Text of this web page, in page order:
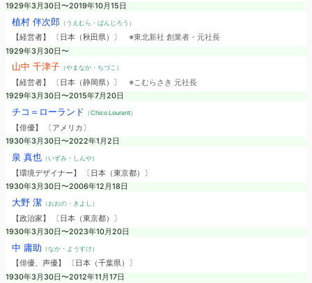
1929年3月30日〜2019年10月15日
植村 伴次郎（うえむら・ばんじろう）
【経営者】 〔日本（秋田県）〕 ※東北新社 創業者・元社長
1929年3月30日〜
山中 千津子（やまなか・ちづこ）
【経営者】 〔日本（静岡県）〕 ※こむらさき 元社長
1929年3月30日〜2015年7月20日
チコ＝ローランド （Chico Lourant）
【俳優】 〔アメリカ〕
1930年3月30日〜2022年1月2日
泉 真也（いずみ・しんや）
【環境デザイナー】 〔日本（東京都）〕
1930年3月30日〜2006年12月18日
大野 潔（おおの・きよし）
【政治家】 〔日本（東京都）〕
1930年3月30日〜2023年10月20日
中 庸助 （なか・ようすけ）
【俳優、声優】 〔日本（千葉県）〕
1930年3月30日〜2012年11月17日